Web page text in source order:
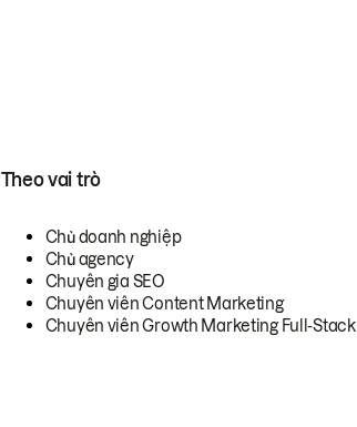
Theo vai trò
Chủ doanh nghiệp
Chủ agency
Chuyên gia SEO
Chuyên viên Content Marketing
Chuyên viên Growth Marketing Full-Stack